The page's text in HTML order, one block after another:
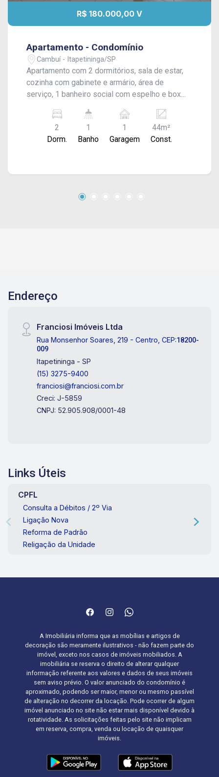
R$ 180.000,00 V
Apartamento - Condomínio
Cambuí - Itapetininga/SP
Apartamento com 2 dormitórios, sala de estar,
cozinha com gabinete e armário, área de
serviço, 1 banheiro social com espelho e box
(numerada). O condomínio oferece: portaria com
segurança, playground, piscina e espaço de
2
Dorm.
1
Banho
1
Garagem
44m²
Const.
Endereço
Franciosi Imóveis Ltda
Rua Monsenhor Soares, 219 - Centro, CEP:18200-
009
Itapetininga - SP
(15) 3275-9400
franciosi@franciosi.com.br
Creci: J-5859
CNPJ: 52.905.908/0001-48
Links Úteis
CPFL
Consulta a Débitos / 2º Via
Ligação Nova
Reforma de Padrão
Religação da Unidade
A Imobiliária informa que as mobílias e artigos de
decoração são meramente ilustrativos - não fazem parte do
imóvel, exceto nos casos de imóveis mobiliados. A
imobiliária se reserva o direito de alterar qualquer
informação referente aos valores e dados de seus imóveis
sem aviso prévio. O valor anunciado do condomínio é
aproximado, podendo ser maior, menor ou mesmo passível
de alteração no decorrer da locação. Pode ocorrer de algum
imóvel anunciado no site não estar mais disponível devido à
rotatividade. As solicitações feitas pelo site não implicam
em reserva, compra, venda ou locação de quaisquer
imóveis.